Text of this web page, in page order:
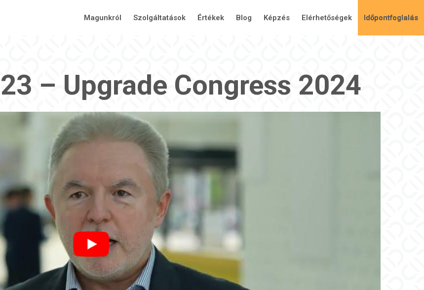
Magunkról Szolgáltatások Értékek Blog Képzés Elérhetőségek Időpontfoglalás
– Upgrade Congress 2024